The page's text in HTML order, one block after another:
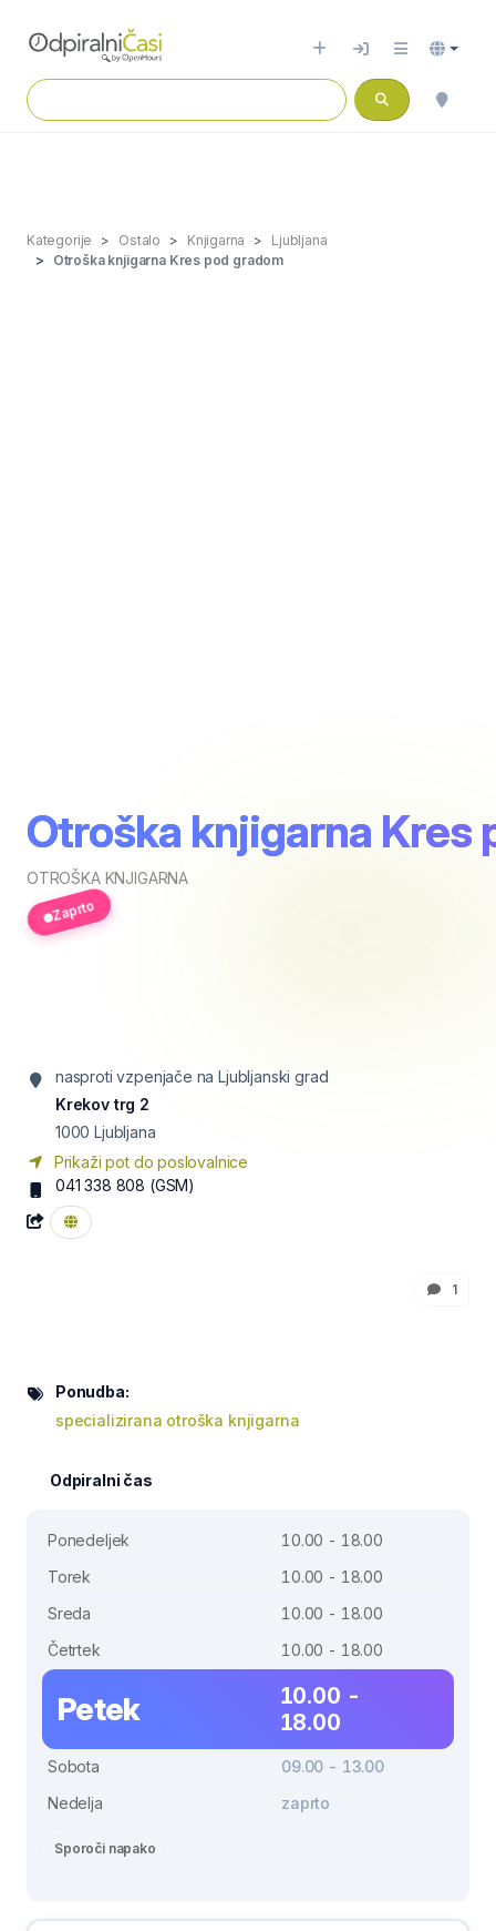
Kategorije Ostalo Knjigarna
Ljubljana
Otroška knjigarna Kres pod gradom
Otroška knjigarna Kres
OTROŠKA KNJIGARNA
Zaprto
nasproti vzpenjače na Ljubljanski grad
Krekov trg 2
1000 Ljubljana
Prikaži pot do poslovalnice
041 338 808 (GSM)
1
Ponudba:
specializirana otroška knjigarna
Odpiralni čas
Ponedeljek
10.00 - 18.00
Torek
10.00 - 18.00
Sreda
10.00 - 18.00
Četrtek
10.00 - 18.00
Petek
10.00 -
18.00
Sobota
09.00 - 13.00
Nedelja
zaprto
Sporoči napako